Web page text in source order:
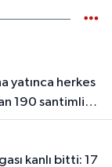
190 santimlik